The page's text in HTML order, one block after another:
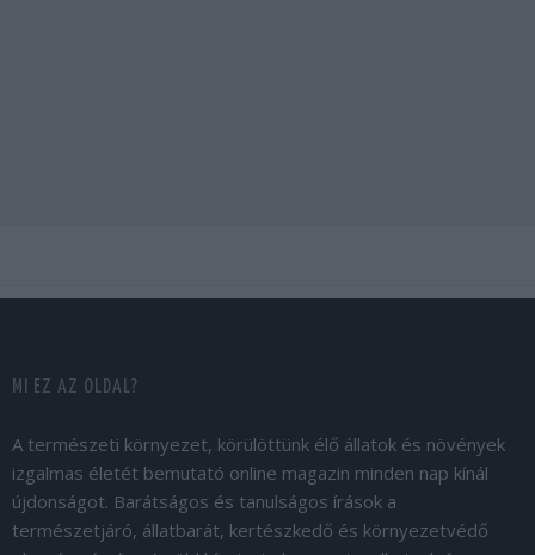
MI EZ AZ OLDAL?
A természeti környezet, körülöttünk élő állatok és növények
izgalmas életét bemutató online magazin minden nap kínál
újdonságot. Barátságos és tanulságos írások a
természetjáró, állatbarát, kertészkedő és környezetvédő